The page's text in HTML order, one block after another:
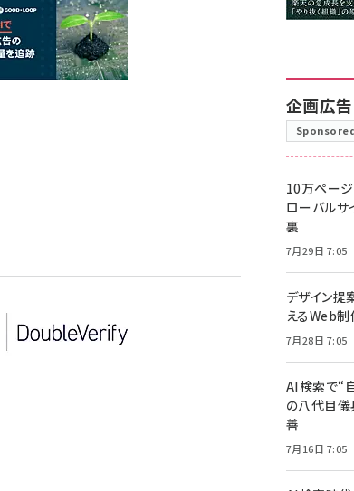
企画広告
10万ペー
ローバルサ
裏
7月29日 7:05
デザイン提
えるWeb
7月28日 7:05
AI検索で“
の八代目儀
善
7月16日 7:05